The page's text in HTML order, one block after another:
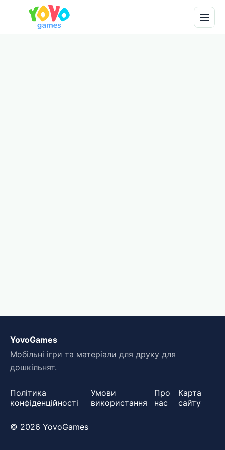
YovoGames
Мобільні ігри та матеріали для друку для
дошкільнят.
Політика
конфіденційності
Умови
використання
Про
нас
Карта
сайту
© 2026 YovoGames